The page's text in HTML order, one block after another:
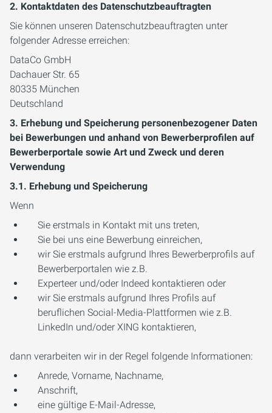
2. Kontaktdaten des Datenschutzbeauftragten
Sie können unseren Datenschutzbeauftragten unter
folgender Adresse erreichen:
DataCo GmbH
Dachauer Str. 65
80335 München
Deutschland
3. Erhebung und Speicherung personenbezogener Daten
bei Bewerbungen und anhand von Bewerberprofilen auf
Bewerberportale sowie Art und Zweck und deren
Verwendung
3.1. Erhebung und Speicherung
Wenn
Sie erstmals in Kontakt mit uns treten,
Sie bei uns eine Bewerbung einreichen,
wir Sie erstmals aufgrund Ihres Bewerberprofils auf
Bewerberportalen wie z.B.
Experteer und/oder Indeed kontaktieren oder
wir Sie erstmals aufgrund Ihres Profils auf
beruflichen Social-Media-Plattformen wie z.B.
LinkedIn und/oder XING kontaktieren,
dann verarbeiten wir in der Regel folgende Informationen:
Anrede, Vorname, Nachname,
Anschrift,
eine gültige E-Mail-Adresse,